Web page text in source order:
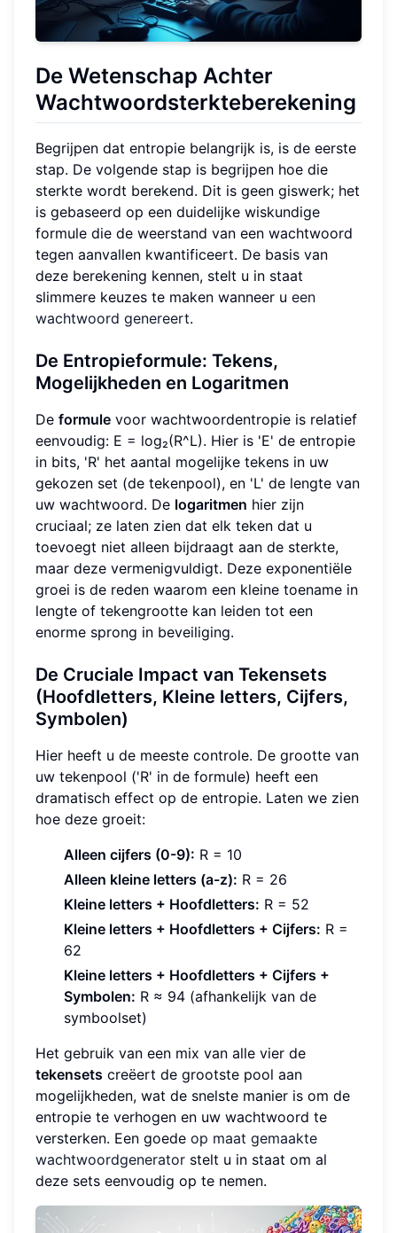
De Wetenschap Achter
Wachtwoordsterkteberekening
Begrijpen dat entropie belangrijk is, is de eerste
stap. De volgende stap is begrijpen hoe die
sterkte wordt berekend. Dit is geen giswerk; het
is gebaseerd op een duidelijke wiskundige
formule die de weerstand van een wachtwoord
tegen aanvallen kwantificeert. De basis van
deze berekening kennen, stelt u in staat
slimmere keuzes te maken wanneer u een
wachtwoord genereert.
De Entropieformule: Tekens,
Mogelijkheden en Logaritmen
De formule voor wachtwoordentropie is relatief
eenvoudig: E = log₂(R^L). Hier is 'E' de entropie
in bits, 'R' het aantal mogelijke tekens in uw
gekozen set (de tekenpool), en 'L' de lengte van
uw wachtwoord. De logaritmen hier zijn
cruciaal; ze laten zien dat elk teken dat u
toevoegt niet alleen bijdraagt aan de sterkte,
maar deze vermenigvuldigt. Deze exponentiële
groei is de reden waarom een kleine toename in
lengte of tekengrootte kan leiden tot een
enorme sprong in beveiliging.
De Cruciale Impact van Tekensets
(Hoofdletters, Kleine letters, Cijfers,
Symbolen)
Hier heeft u de meeste controle. De grootte van
uw tekenpool ('R' in de formule) heeft een
dramatisch effect op de entropie. Laten we zien
hoe deze groeit:
Alleen cijfers (0-9): R = 10
Alleen kleine letters (a-z): R = 26
Kleine letters + Hoofdletters: R = 52
Kleine letters + Hoofdletters + Cijfers: R =
62
Kleine letters + Hoofdletters + Cijfers +
Symbolen: R ≈ 94 (afhankelijk van de
symboolset)
Het gebruik van een mix van alle vier de
tekensets creëert de grootste pool aan
mogelijkheden, wat de snelste manier is om de
entropie te verhogen en uw wachtwoord te
versterken. Een goede op maat gemaakte
wachtwoordgenerator stelt u in staat om al
deze sets eenvoudig op te nemen.